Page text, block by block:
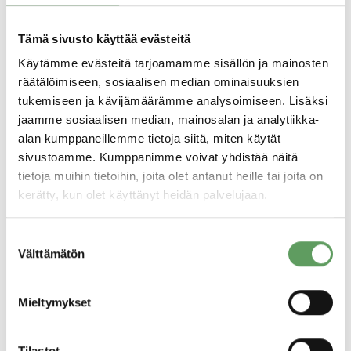
Tämä sivusto käyttää evästeitä
Käytämme evästeitä tarjoamamme sisällön ja mainosten
räätälöimiseen, sosiaalisen median ominaisuuksien
tukemiseen ja kävijämäärämme analysoimiseen. Lisäksi
jaamme sosiaalisen median, mainosalan ja analytiikka-
alan kumppaneillemme tietoja siitä, miten käytät
sivustoamme. Kumppanimme voivat yhdistää näitä
tietoja muihin tietoihin, joita olet antanut heille tai joita on
kerätty, kun olet käyttänyt heidän palvelujaan.
valinta
Välttämätön
Mieltymykset